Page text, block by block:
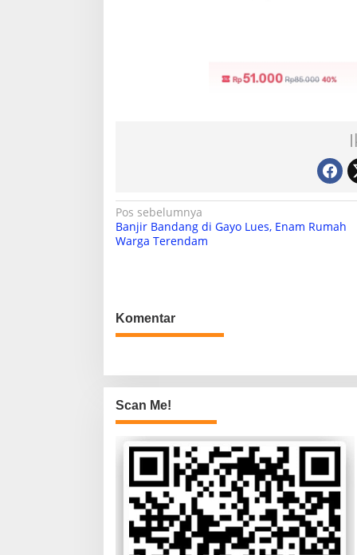
N
a
a
i
p
o
Pos sebelumnya
Banjir Bandang di Gayo Lues, Enam Rumah
Warga Terendam
Komentar
Scan Me!